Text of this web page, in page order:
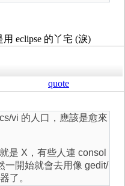
eclipse 的丫宅 (淚)
quote
vi 的人口，應該是愈來
是 X，有些人連 consol
一開始就會去用像 gedit/
了。